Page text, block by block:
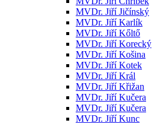
MVDr. Jiří Jičínský
MVDr. Jiří Karlík
MVDr. Jiří Kőltő
MVDr. Jiří Korecký
MVDr. Jiří Košina
MVDr. Jiří Kotek
MVDr. Jiří Král
MVDr. Jiří Křižan
MVDr. Jiří Kučera
MVDr. Jiří Kučera
MVDr. Jiří Kunc